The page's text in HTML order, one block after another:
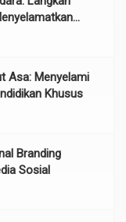
Asa: Menyelami
Khusus
Branding
Sosial